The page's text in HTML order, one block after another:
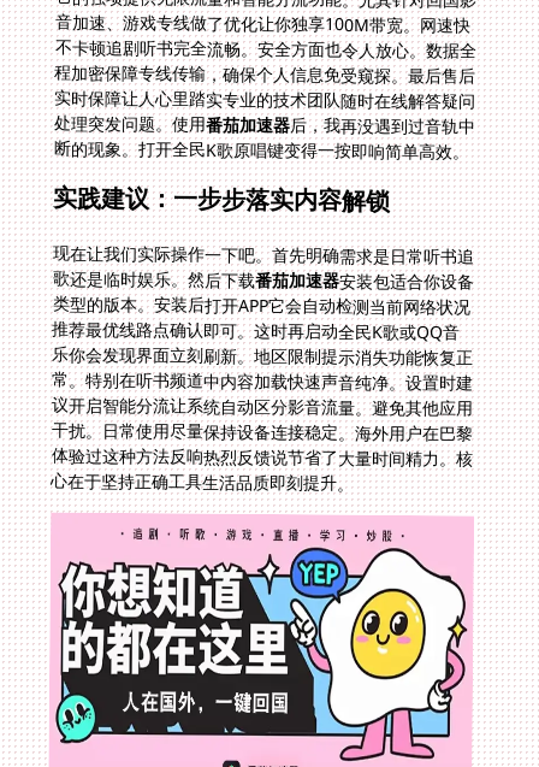
处理突发问题。使用番茄加速器后，我再没遇到过音轨中
断的现象。打开全民K歌原唱键变得一按即响简单高效。
实践建议：一步步落实内容解锁
现在让我们实际操作一下吧。首先明确需求是日常听书追
歌还是临时娱乐。然后下载番茄加速器安装包适合你设备
类型的版本。安装后打开APP它会自动检测当前网络状况
推荐最优线路点确认即可。这时再启动全民K歌或QQ音
乐你会发现界面立刻刷新。地区限制提示消失功能恢复正
常。特别在听书频道中内容加载快速声音纯净。设置时建
议开启智能分流让系统自动区分影音流量。避免其他应用
干扰。日常使用尽量保持设备连接稳定。海外用户在巴黎
体验过这种方法反响热烈反馈说节省了大量时间精力。核
心在于坚持正确工具生活品质即刻提升。